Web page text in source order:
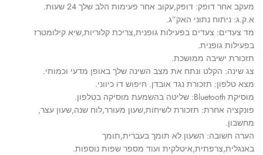
מעקב אחר דופק: דופק,עקוב אחר פעימות הלב שלך 24 שעות.
א.ק.ג: ניתוח נתוני האק”ג.
מד צעדים: צעדים בפעילות גופנית,צריכת קלוריות,שיא קילומטרז
בפעילות גופנית.
תזכורת ישיבה ממושכת.
צג שינה: הקלט ונתח את מצב השינה שלך באופן מדעי וכמותי.
מצא טלפון: תזכורת נגד אובדן. חיפוש דו כיווני.
מוסיקת Bluetooth: שליטה בהשמעת מוסיקה בטלפון.
פונקציה אחרת: תזכורת לשיחות,שעון מעורר,לוח שנה,שעון עצר,
מחשבון.
הערה חשובה: השעון לא תומך בעברית,תומך
באנגלית,צרפתית,איטלקית ועוד מספר שפות נוספות.